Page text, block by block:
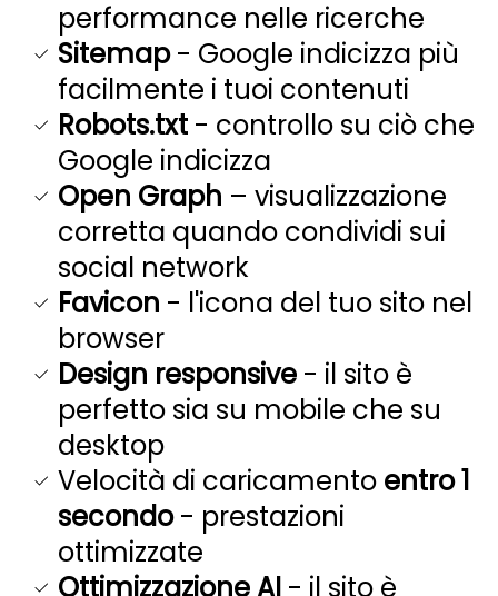
performance nelle ricerche
Sitemap- Google indicizza più
facilmente i tuoi contenuti
Robots.txt - controllo su ciò che
Google indicizza
Open Graph – visualizzazione
corretta quando condividi sui
social network
Favicon - l'icona del tuo sito nel
browser
Design responsive - il sito è
perfetto sia su mobile che su
desktop
Velocità di caricamento entro 1
secondo- prestazioni
ottimizzate
Ottimizzazione AI - il sito è